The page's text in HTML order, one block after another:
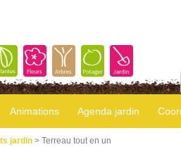
Animations Agenda jardin
jardin > Terreau tout en un